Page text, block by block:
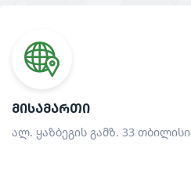
ᲛᲘᲡᲐᲛᲐᲠᲗᲘ
ალ. ყაზბეგის გამზ. 33 თბილისი